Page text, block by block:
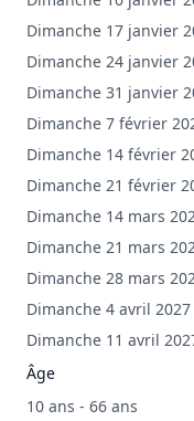
Dimanche 17 janvier
Dimanche 24 janvier
Dimanche 31 janvier
Dimanche 7 février
Dimanche 14 février
Dimanche 21 février
Dimanche 14 mars
Dimanche 21 mars
Dimanche 28 mars
Dimanche 4 avril 2027
Dimanche 11 avril
Âge
10 ans - 66 ans